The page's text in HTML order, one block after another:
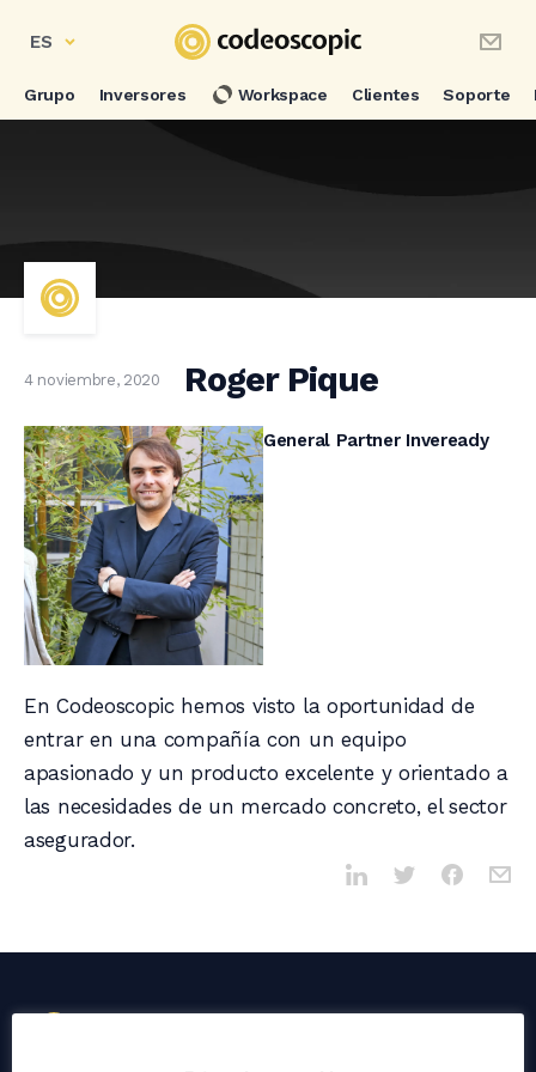
ES
Grupo Inversores Workspace Clientes Soporte
4 noviembre, 2020 Roger Pique
General Partner Inveready
En Codeoscopic hemos visto la oportunidad de
entrar en una compañía con un equipo
apasionado y un producto excelente y orientado a
las necesidades de un mercado concreto, el sector
asegurador.